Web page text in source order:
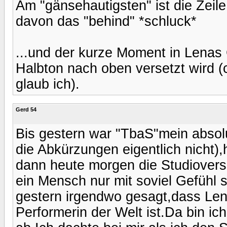
Am "gänsehautigsten" ist die
davon das "behind" *schluck*
...und der kurze Moment in
Halbton nach oben versetzt wird
glaub ich).
Gerd 54
Bis gestern war "TbaS"mein
die Abkürzungen eigentlich
dann heute morgen die
ein Mensch nur mit soviel Gefühl
gestern irgendwo gesagt,dass
Performerin der Welt ist.Da bin